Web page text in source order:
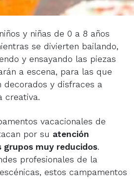
y niñas de 0 a 8 años
se divierten bailando,
y ensayando las piezas
a escena, para las que
decorados y disfraces a
creativa.
vacacionales de
por su atención
grupos muy reducidos.
profesionales de la
estos campamentos